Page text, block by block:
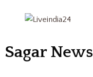
Sagar